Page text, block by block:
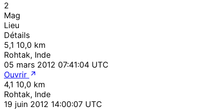
2
Mag
Lieu
Détails
5,1 10,0 km
Rohtak, Inde
05 mars 2012 07:41:04 UTC
Ouvrir
4,1 10,0 km
Rohtak, Inde
19 juin 2012 14:00:07 UTC